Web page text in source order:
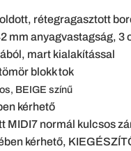
rétegragasztott
mm anyagvastagság, 3
mart kialakítással
blokk tok
BEIGE színű
kérhető
MIDI7 normál kulcsos
kérhető,